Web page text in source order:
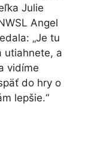
Julie
Angel
„Je tu
utiahnete, a
vidíme
do hry o
lepšie.“